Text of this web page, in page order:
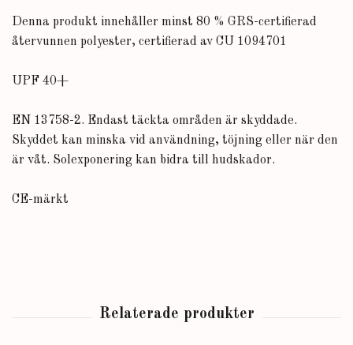
Denna produkt innehåller minst 80 % GRS-certifierad
återvunnen polyester, certifierad av CU 1094701
UPF 40+
EN 13758-2. Endast täckta områden är skyddade.
Skyddet kan minska vid användning, töjning eller när den
är våt. Solexponering kan bidra till hudskador.
CE-märkt